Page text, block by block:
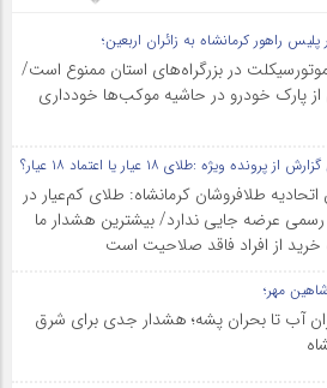
راهور کرمانشاه به زائران اربعین؛
در بزرگراه‌های استان ممنوع است/
از پارک خودرو در حاشیه موکب‌ها خودداری
از پرونده ویژه :طلای ۱۸ عیار یا اعتماد ۱۸ عیار؟
طلافروشان کرمانشاه: طلای کم‌عیار در
عرضه جایی ندارد/ بیشترین هشدار ما
خرید از افراد فاقد صلاحیت است
مهر؛
آب تا بحران پشه؛ هشدار جدی برای شرق